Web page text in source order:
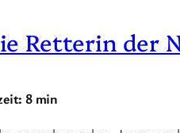
Retterin der
8 min